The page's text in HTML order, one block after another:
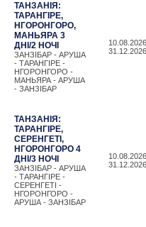
ТАНЗАНІЯ:
ТАРАНГІРЕ,
НГОРОНГОРО,
МАНЬЯРА 3
ДНІ/2 НОЧІ
ЗАНЗІБАР - АРУША
- ТАРАНГІРЕ -
НГОРОНГОРО -
МАНЬЯРА - АРУША
- ЗАНЗІБАР
31.12.2026
ТАНЗАНІЯ:
ТАРАНГІРЕ,
СЕРЕНГЕТІ,
НГОРОНГОРО 4
ДНІ/3 НОЧІ
ЗАНЗІБАР - АРУША
- ТАРАНГІРЕ -
СЕРЕНГЕТІ -
НГОРОНГОРО -
АРУША - ЗАНЗІБАР
31.12.2026